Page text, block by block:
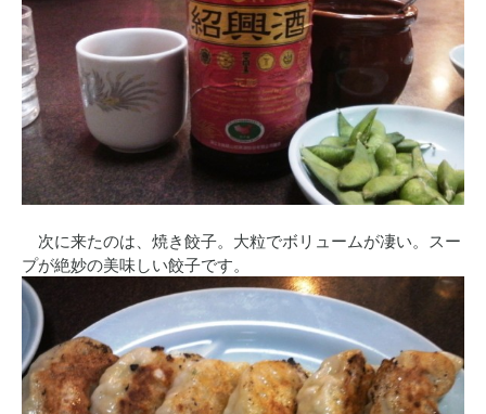
次に来たのは、焼き餃子。大粒でボリュームが凄い。スー
プが絶妙の美味しい餃子です。